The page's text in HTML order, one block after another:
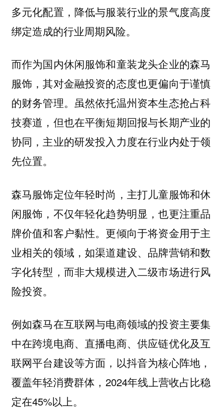
多元化配置，降低与服装行业的景气度高度
绑定造成的行业周期风险。
而作为国内休闲服饰和童装龙头企业的森马
服饰，其对金融投资的态度也更偏向于谨慎
的财务管理。虽然依托温州资本生态抢占科
技赛道，但也在平衡短期回报与长期产业的
协同，主业的研发投入力度在行业内处于领
先位置。
森马服饰定位年轻时尚，主打儿童服饰和休
闲服饰，不仅年轻化趋势明显，也更注重品
牌价值和客户黏性。更倾向于将资金用于主
业相关的领域，如渠道建设、品牌营销和数
字化转型，而非大规模进入二级市场进行风
险投资。
例如森马在互联网与电商领域的投资主要集
中在跨境电商、直播电商、供应链优化及互
联网平台建设等方面，以抖音为核心阵地，
覆盖年轻消费群体，2024年线上营收占比稳
定在45%以上。